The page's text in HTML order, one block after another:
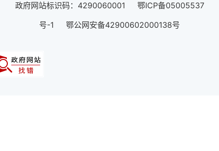
政府网站标识码：4290060001 鄂ICP备05005537
号-1 鄂公网安备42900602000138号